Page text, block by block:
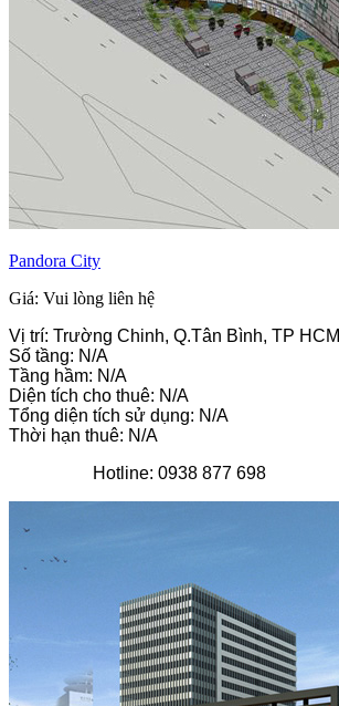
Pandora City
Giá: Vui lòng liên hệ
Vị trí: Trường Chinh, Q.Tân Bình, TP HCM
Số tầng: N/A
Tầng hầm: N/A
Diện tích cho thuê: N/A
Tổng diện tích sử dụng: N/A
Thời hạn thuê: N/A
Hotline: 0938 877 698